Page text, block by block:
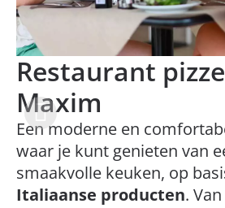
Restaurant
Maxim
Een moderne en
waar je kunt genieten van
smaakvolle keuken, op
Italiaanse producten.